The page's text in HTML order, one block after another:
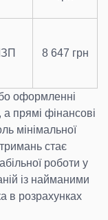
8 647 грн
оформленні
а прямі фінансові
мінімальної
стає
роботи у
із найманими
в розрахунках